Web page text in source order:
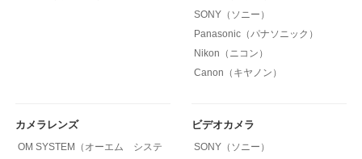
SONY（ソニー）
Panasonic（パナソニック）
Nikon（ニコン）
Canon（キヤノン）
カメラレンズ
OM SYSTEM（オーエム システ
ビデオカメラ
SONY（ソニー）